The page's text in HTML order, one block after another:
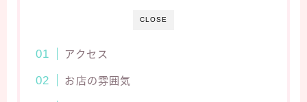
CLOSE
アクセス
お店の雰囲気